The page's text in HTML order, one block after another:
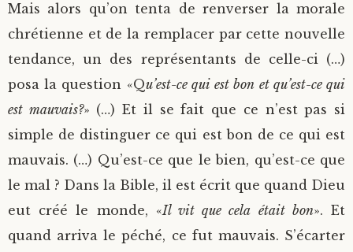
Mais alors qu’on tenta de renverser la morale
chrétienne et de la remplacer par cette nouvelle
tendance, un des représentants de celle-ci (…)
posa la question «Qu’est-ce qui est bon et qu’est-ce qui
est mauvais?» (…) Et il se fait que ce n’est pas si
simple de distinguer ce qui est bon de ce qui est
mauvais. (…) Qu’est-ce que le bien, qu’est-ce que
le mal ? Dans la Bible, il est écrit que quand Dieu
eut créé le monde, «Il vit que cela était bon». Et
quand arriva le péché, ce fut mauvais. S’écarter